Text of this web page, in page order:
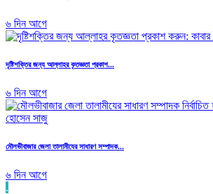
৬ দিন আগে
দৃষ্টিশক্তির জন্য আল্লাহর কৃতজ্ঞতা প্রকাশ...
৬ দিন আগে
মৌলভীবাজার জেলা তালামীযের সাধারণ সম্পাদক...
৬ দিন আগে
.